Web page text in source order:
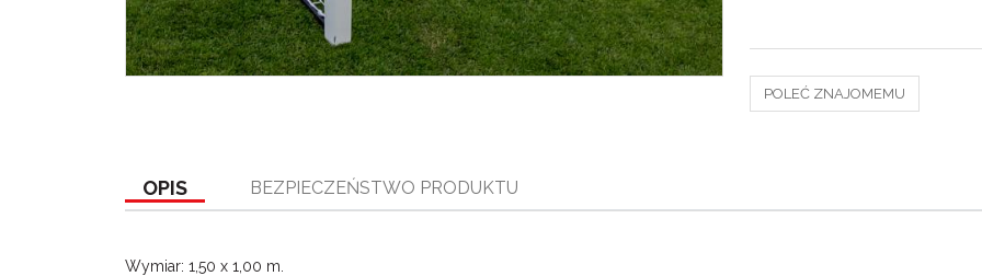
POLEĆ ZNAJOMEMU
OPIS BEZPIECZEŃSTWO PRODUKTU
Wymiar: 1,50 x 1,00 m.